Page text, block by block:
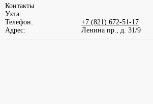
Контакты
Ухта:
Телефон:
+7 (821) 672-51-17
Адрес:
Ленина пр., д. 31/9